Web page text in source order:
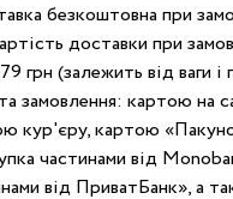
безкоштовна при
доставки при
грн (залежить від ваги і
замовлення: картою на
кур'єру, картою
частинами від
від ПриватБанк», а